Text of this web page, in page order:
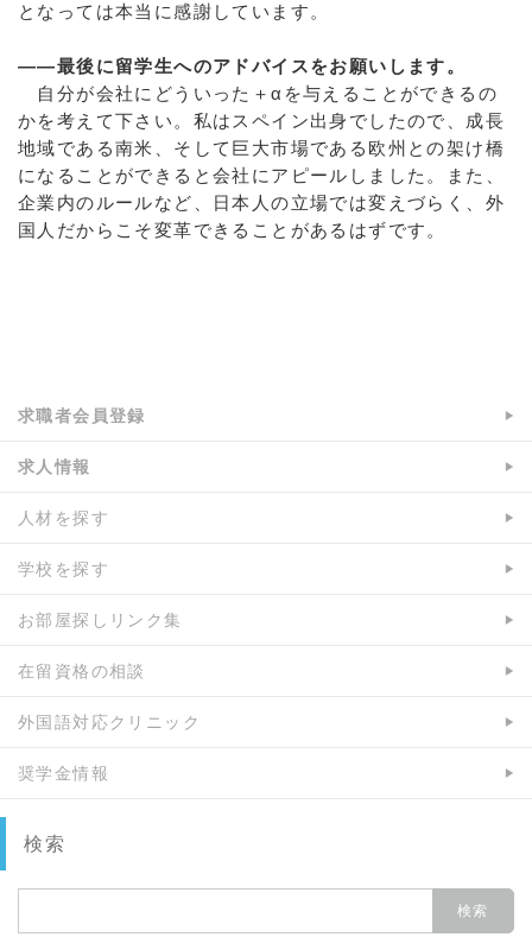
となっては本当に感謝しています。
――最後に留学生へのアドバイスをお願いします。
自分が会社にどういった＋αを与えることができるの
かを考えて下さい。私はスペイン出身でしたので、成長
地域である南米、そして巨大市場である欧州との架け橋
になることができると会社にアピールしました。また、
企業内のルールなど、日本人の立場では変えづらく、外
国人だからこそ変革できることがあるはずです。
求職者会員登録
求人情報
人材を探す
学校を探す
お部屋探しリンク集
在留資格の相談
外国語対応クリニック
奨学金情報
検索